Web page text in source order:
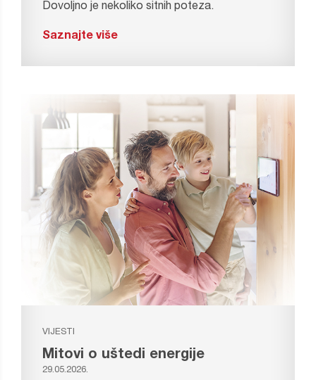
Dovoljno je nekoliko sitnih poteza.
Saznajte više
VIJESTI
Mitovi o uštedi energije
29.05.2026.